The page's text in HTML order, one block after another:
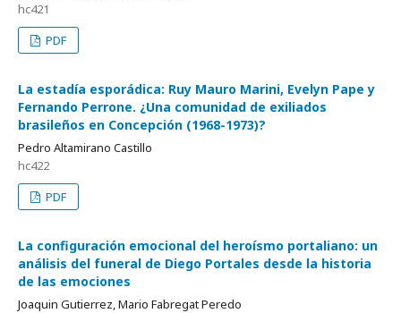
hc421
PDF
La estadía esporádica: Ruy Mauro Marini, Evelyn Pape y
Fernando Perrone. ¿Una comunidad de exiliados
brasileños en Concepción (1968-1973)?
Pedro Altamirano Castillo
hc422
PDF
La configuración emocional del heroísmo portaliano: un
análisis del funeral de Diego Portales desde la historia
de las emociones
Joaquin Gutierrez, Mario Fabregat Peredo